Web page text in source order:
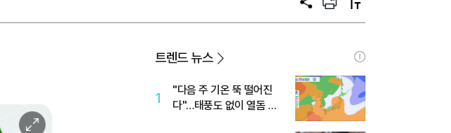
공
프
트
텍
트
이
트렌드 뉴스
1
"다음 주 기온 뚝 떨어진
다"…태풍도 없이 열돔 박